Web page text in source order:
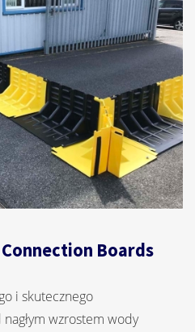
Boards
i skutecznego
wzrostem wody